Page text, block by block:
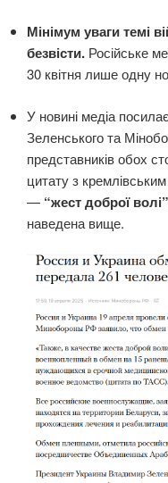
Мінімум уваги темі
безвісти. Російське
30 квітня лише одну
У новині медіа
Зеленського та
представників обох
цитату з
— “жест доброї волі”
наведена вище.